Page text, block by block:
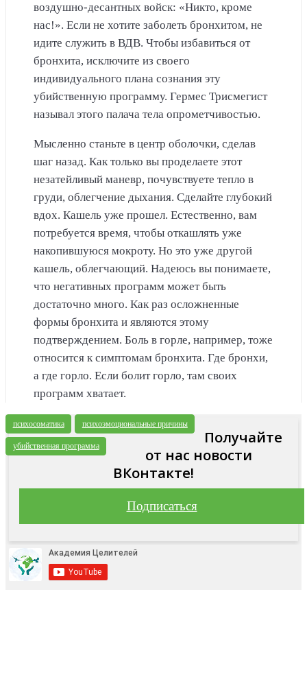
воздушно-десантных войск: «Никто, кроме
нас!». Если не хотите заболеть бронхитом, не
идите служить в ВДВ. Чтобы избавиться от
бронхита, исключите из своего
индивидуального плана сознания эту
убийственную программу. Гермес Трисмегист
называл этого палача тела опрометчивостью.
Мысленно станьте в центр оболочки, сделав
шаг назад. Как только вы проделаете этот
незатейливый маневр, почувствуете тепло в
груди, облегчение дыхания. Сделайте глубокий
вдох. Кашель уже прошел. Естественно, вам
потребуется время, чтобы откашлять уже
накопившуюся мокроту. Но это уже другой
кашель, облегчающий. Надеюсь вы понимаете,
что негативных программ может быть
достаточно много. Как раз осложненные
формы бронхита и являются этому
подтверждением. Боль в горле, например, тоже
относится к симптомам бронхита. Где бронхи,
а где горло. Если болит горло, там своих
программ хватает.
психосоматика психоэмоциональные причины
убийственная программа
Получайте
от нас новости
ВКонтакте!
Подписаться